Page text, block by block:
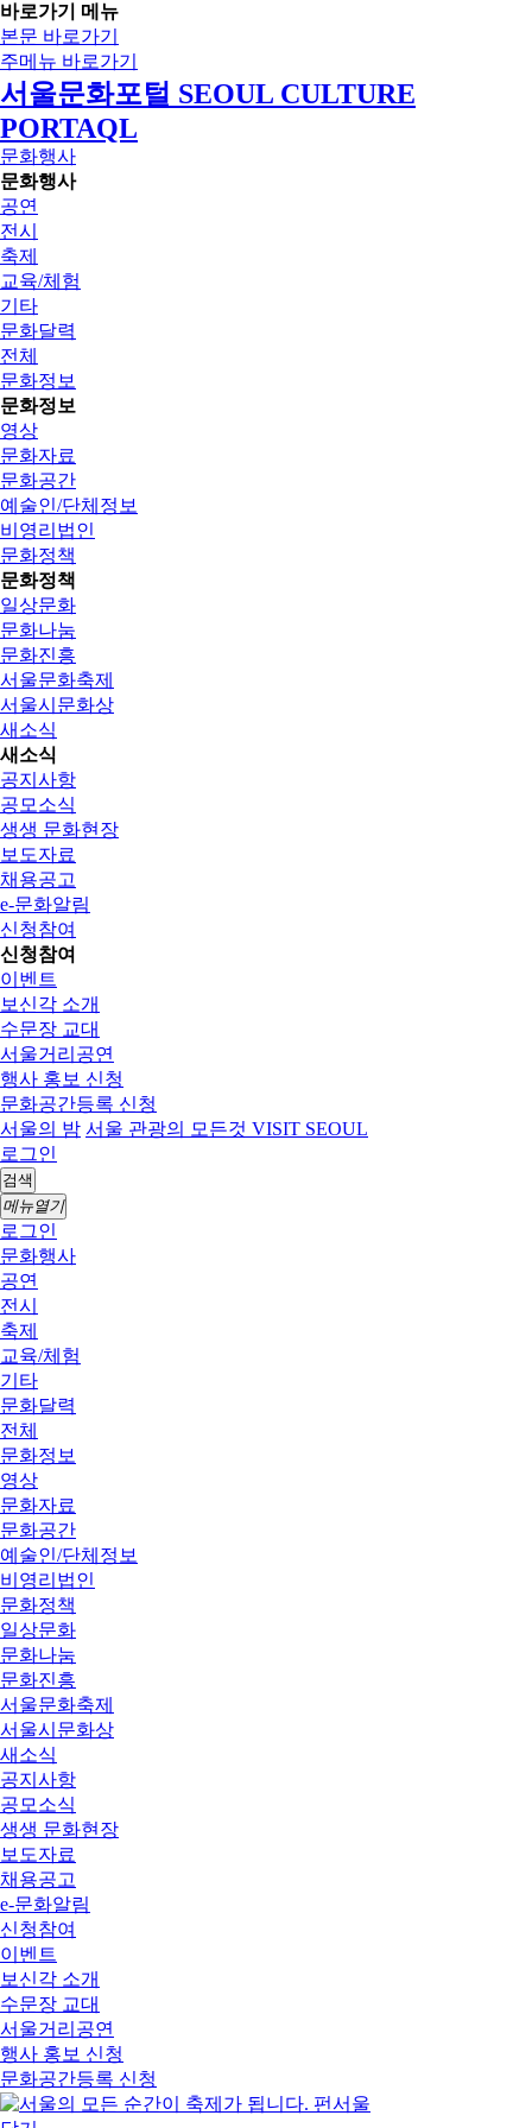
바로가기 메뉴
본문 바로가기
주메뉴 바로가기
서울문화포털 SEOUL CULTURE
PORTAQL
문화행사
문화행사
공연
전시
축제
교육/체험
기타
문화달력
전체
문화정보
문화정보
영상
문화자료
문화공간
예술인/단체정보
비영리법인
문화정책
문화정책
일상문화
문화나눔
문화진흥
서울문화축제
서울시문화상
새소식
새소식
공지사항
공모소식
생생 문화현장
보도자료
채용공고
e-문화알림
신청참여
신청참여
이벤트
보신각 소개
수문장 교대
서울거리공연
행사 홍보 신청
문화공간등록 신청
서울의 밤 서울 관광의 모든것 VISIT SEOUL
로그인
검색
메뉴열기
로그인
문화행사
공연
전시
축제
교육/체험
기타
문화달력
전체
문화정보
영상
문화자료
문화공간
예술인/단체정보
비영리법인
문화정책
일상문화
문화나눔
문화진흥
서울문화축제
서울시문화상
새소식
공지사항
공모소식
생생 문화현장
보도자료
채용공고
e-문화알림
신청참여
이벤트
보신각 소개
수문장 교대
서울거리공연
행사 홍보 신청
문화공간등록 신청